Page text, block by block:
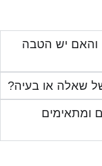
והאם יש הטבה
שאלה או בעיה?
ומתאימים